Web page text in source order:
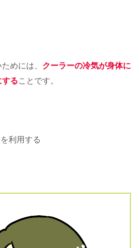
めには、 クーラーの冷気が身体に
ることです。
利用する